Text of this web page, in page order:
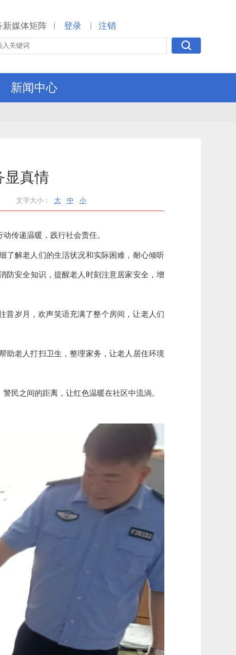
新媒体矩阵 | 登录 | 注销
新闻中心
显真情
文字大小： 大 中 小
传递温暖，践行社会责任。
了解老人们的生活状况和实际困难，耐心倾听
防安全知识，提醒老人时刻注意居家安全，增
昔岁月，欢声笑语充满了整个房间，让老人们
助老人打扫卫生，整理家务，让老人居住环境
民之间的距离，让红色温暖在社区中流淌。